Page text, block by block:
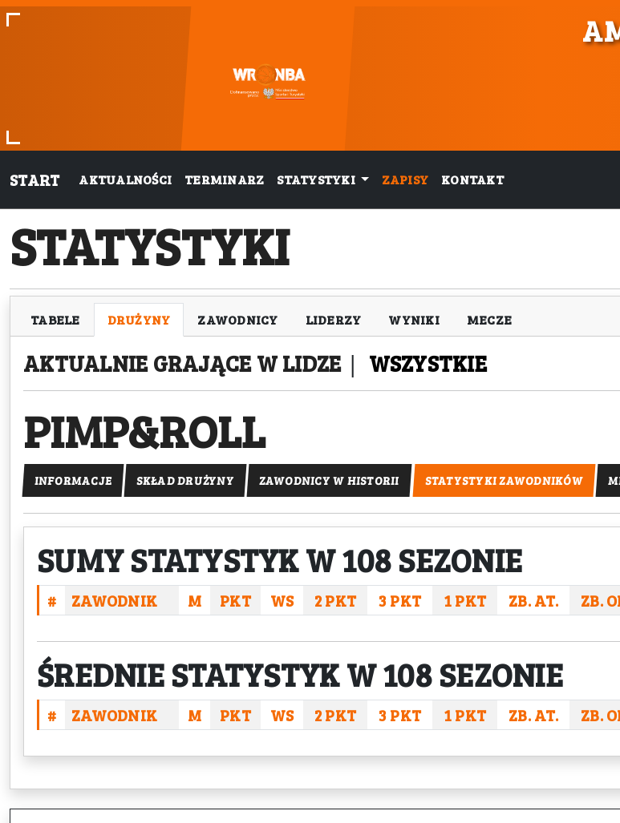
START AKTUALNOŚCI TERMINARZ STATYSTYKI ZAPISY KONTAKT
STATYSTYKI
TABELE DRUŻYNY ZAWODNICY LIDERZY WYNIKI MECZE
AKTUALNIE GRAJĄCE W LIDZE | WSZYSTKIE
PIMP&ROLL
INFORMACJE SKŁAD DRUŻYNY ZAWODNICY W HISTORII STATYSTYKI ZAWODNIKÓW
SUMY STATYSTYK W 108 SEZONIE
# ZAWODNIK M PKT WS 2 PKT 3 PKT 1 PKT ZB. AT. ZB.
ŚREDNIE STATYSTYK W 108 SEZONIE
# ZAWODNIK M PKT WS 2 PKT 3 PKT 1 PKT ZB. AT. ZB.